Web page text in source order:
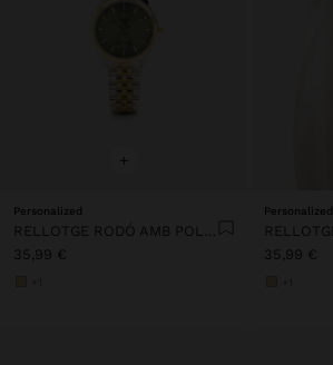
+
Personalized
35,99 €
Personalized
35,99 €